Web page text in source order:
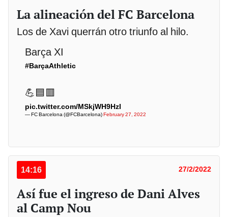
La alineación del FC Barcelona
Los de Xavi querrán otro triunfo al hilo.
Barça XI
#BarçaAthletic
💪🟦🟥
pic.twitter.com/MSkjWH9HzI
— FC Barcelona (@FCBarcelona)February 27, 2022
14:16 27/2/2022
Así fue el ingreso de Dani Alves
al Camp Nou